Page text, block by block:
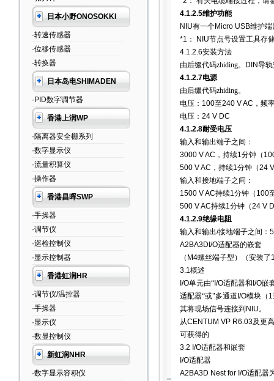
日本小野ONOSOKKI
·转速传感器
·位移传感器
·转换器
日本岛电SHIMADEN
·PID数字调节器
香港上润WP
·隔离器安全栅系列
·数字显示仪
·流量积算仪
·操作器
香港昌晖SWP
·手操器
·调节仪
·巡检控制仪
·显示控制器
香港虹润HR
·调节仪/温控器
·手操器
·显示仪
·数显控制仪
新虹润NHR
·数字显示容积仪
4.1.2.5维护功能
NIU有一个Micro USB维护端
*1 ： NIU节点号设置工具存
4.1.2.6安装方法
由后缀代码zhiding。DIN导
4.1.2.7电源
由后缀代码zhiding。
电压： 100至240 V AC ，频
电压： 24 V DC
4.1.2.8耐受电压
输入和输出端子之间：
3000 V AC ，持续1分钟（
500 V AC ，持续1分钟（24
输入和接地端子之间：
1500 V AC持续1分钟（ 100
500 V AC持续1分钟（24 V
4.1.2.9绝缘电阻
输入和输出/接地端子之间：
A2BA3DI/O适配器的嵌套
（ M4螺丝端子型）（安装了
3.1概述
I/O单元由“ I/O适配器和 I/O嵌
适配器“或"多通道 I/O模块（ 1
其将现场信号连接到 NIU。
从CENTUM VP R6.03及更
可获得的
3.2 I/O适配器和嵌套
I/O适配器
A2BA3D Nest for I/O适配器